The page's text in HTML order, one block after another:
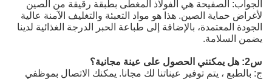
الجواب: الصفيحة هي الفولاذ المغطى بطبقة رقيقة من الصين
لأغراض حماية الصين. هذا هو مواد التعبئة والتغليف الآمنة عالية
الجودة المعتمدة، بالإضافة إلى طباعة الحبر الدرجة الغذائية لدينا
يضمن السلامة.
س2: هل يمكنني الحصول على عينة مجانية؟
ج: بالطبع ، يتم توفير عيناتنا لك مجانا. يمكنك الاتصال بموظفي